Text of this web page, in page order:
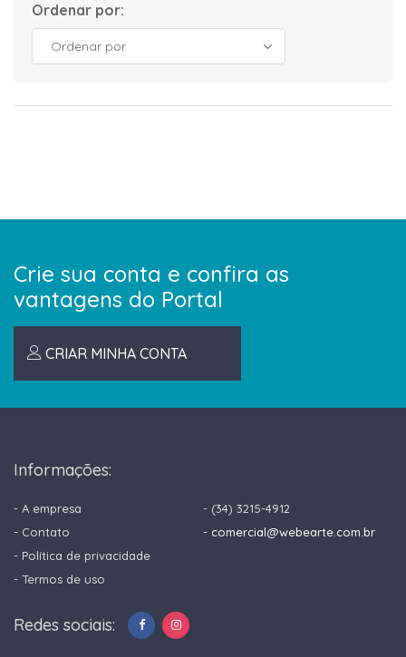
Ordenar por:
Crie sua conta e confira as
vantagens do Portal
CRIAR MINHA CONTA
Informações:
- A empresa
- Contato
- Política de privacidade
- Termos de uso
- (34) 3215-4912
- comercial@webearte.com.br
Redes sociais: